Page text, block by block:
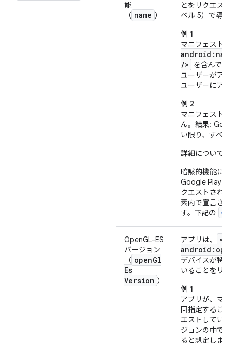
能
（ name ）
とをリクエス
ベル 5）で導
例 1
マニフェスト
/>
を含んで
ユーザーがア
ユーザーにア
例 2
マニフェスト
ん。 結果:
い限り、すべ
詳細について
暗黙的機能に
Google Play
クエストされ
素内で宣言さ
す。下記の
OpenGL-ES
バージョン
（ openGl
Es
Version ）
アプリは、
デバイスが特
いることをリ
例 1
アプリが、マ
回指定するこ
エストしてい
ジョンの中で
ると想定しま